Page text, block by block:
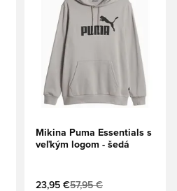
Mikina Puma Essentials s
veľkým logom - šedá
23,95 €57,95 €